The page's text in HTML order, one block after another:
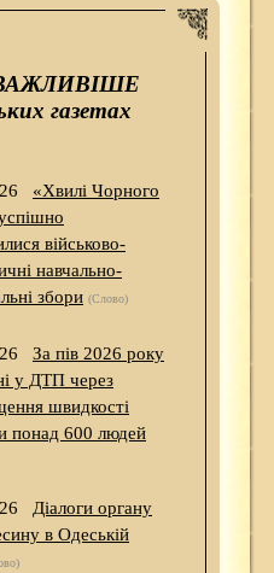
газетах
«Хвилі Чорного
військово-
навчально-
збори (Слово)
За пів 2026 року
у ДТП через
швидкості
понад 600 людей
Діалоги органу
в Одеській